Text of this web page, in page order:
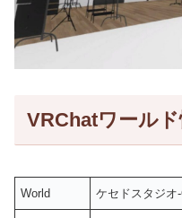
VRChatワール
World ケセドスタジオ